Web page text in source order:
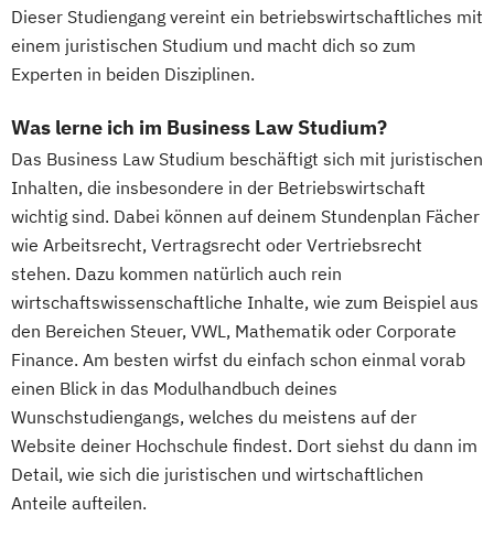
Dieser Studiengang vereint ein betriebswirtschaftliches mit
einem juristischen Studium und macht dich so zum
Experten in beiden Disziplinen.
Was lerne ich im Business Law Studium?
Das Business Law Studium beschäftigt sich mit juristischen
Inhalten, die insbesondere in der Betriebswirtschaft
wichtig sind. Dabei können auf deinem Stundenplan Fächer
wie Arbeitsrecht, Vertragsrecht oder Vertriebsrecht
stehen. Dazu kommen natürlich auch rein
wirtschaftswissenschaftliche Inhalte, wie zum Beispiel aus
den Bereichen Steuer, VWL, Mathematik oder Corporate
Finance. Am besten wirfst du einfach schon einmal vorab
einen Blick in das Modulhandbuch deines
Wunschstudiengangs, welches du meistens auf der
Website deiner Hochschule findest. Dort siehst du dann im
Detail, wie sich die juristischen und wirtschaftlichen
Anteile aufteilen.